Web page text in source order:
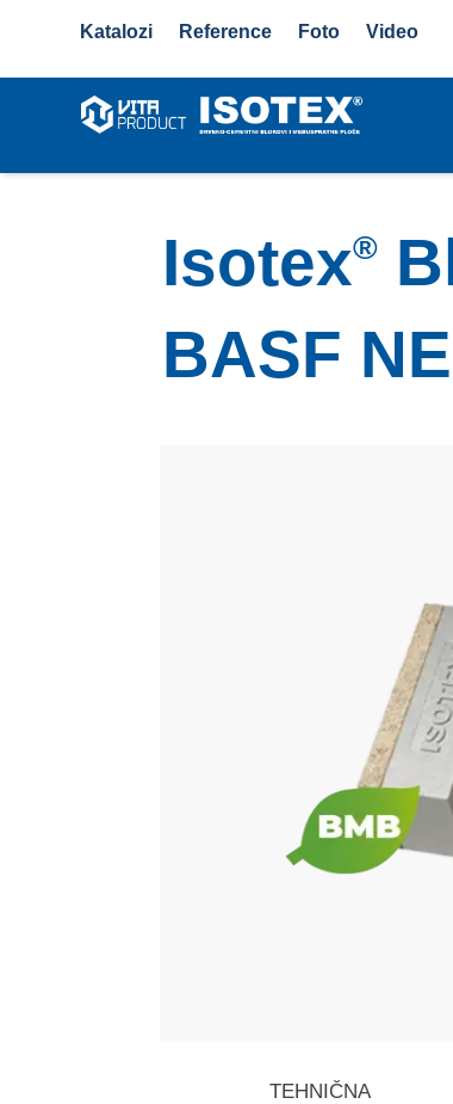
Katalozi Reference Foto Video
Isotex®
BASF
TEHNIČNA